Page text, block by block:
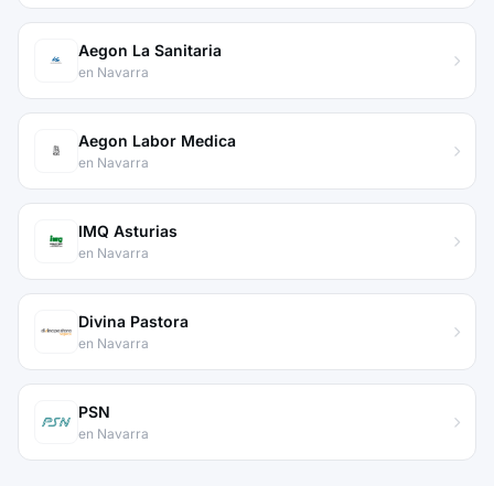
Aegon La Sanitaria
en Navarra
Aegon Labor Medica
en Navarra
IMQ Asturias
en Navarra
Divina Pastora
en Navarra
PSN
en Navarra